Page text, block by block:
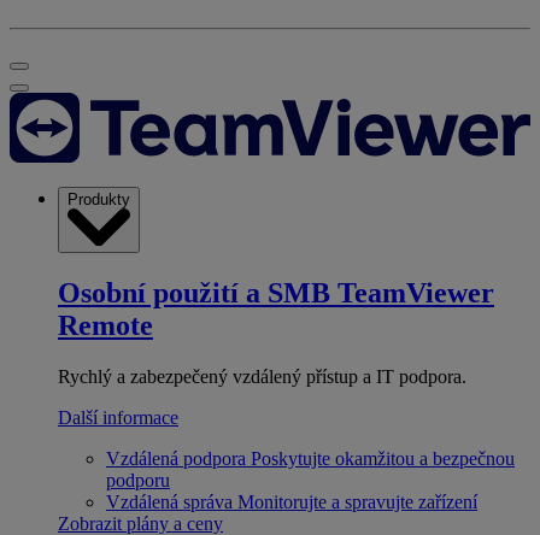
Produkty
Osobní použití a SMB TeamViewer
Remote
Rychlý a zabezpečený vzdálený přístup a IT podpora.
Další informace
Vzdálená podpora Poskytujte okamžitou a bezpečnou
podporu
Vzdálená správa Monitorujte a spravujte zařízení
Zobrazit plány a ceny